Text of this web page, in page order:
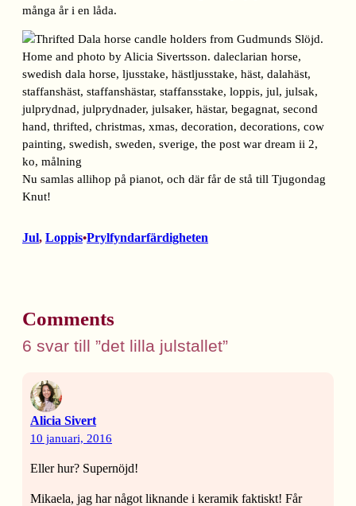
många år i en låda.
Nu samlas allihop på pianot, och där får de stå till Tjugondag
Knut!
Jul, Loppis•Prylfyndarfärdigheten
Comments
6 svar till ”det lilla julstallet”
Alicia Sivert
10 januari, 2016
Eller hur? Supernöjd!
Mikaela, jag har något liknande i keramik faktiskt! Får